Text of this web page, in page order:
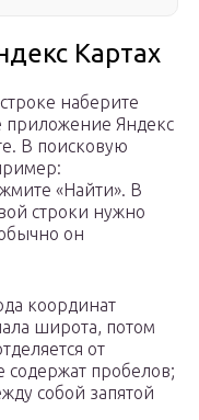
Картах
наберите
приложение Яндекс
В поисковую
«Найти». В
строки нужно
он
координат
широта, потом
от
содержат пробелов;
собой запятой